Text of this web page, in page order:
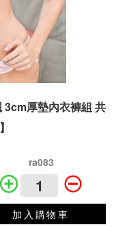
3cm厚墊內衣褲組 共
ra083
加入購物車